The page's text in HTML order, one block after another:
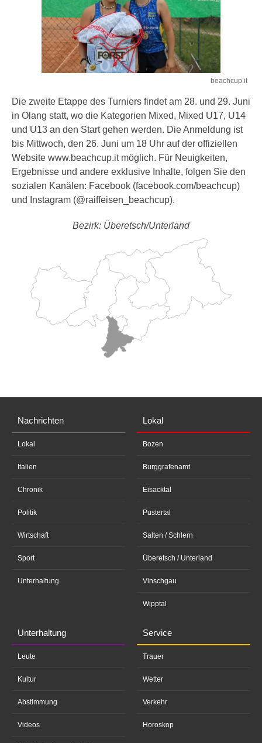
beachcup.it
Die zweite Etappe des Turniers findet am 28. und 29. Juni
in Olang statt, wo die Kategorien Mixed, Mixed U17, U14
und U13 an den Start gehen werden. Die Anmeldung ist
bis Mittwoch, den 26. Juni um 18 Uhr auf der offiziellen
Website www.beachcup.it möglich. Für Neuigkeiten,
Ergebnisse und andere exklusive Inhalte, folgen Sie den
sozialen Kanälen: Facebook (facebook.com/beachcup)
und Instagram (@raiffeisen_beachcup).
Bezirk: Überetsch/Unterland
Nachrichten
Lokal
Italien
Chronik
Politik
Wirtschaft
Sport
Unterhaltung
Lokal
Bozen
Burggrafenamt
Eisacktal
Pustertal
Salten / Schlern
Überetsch / Unterland
Vinschgau
Wipptal
Unterhaltung
Leute
Kultur
Abstimmung
Videos
Service
Trauer
Wetter
Verkehr
Horoskop